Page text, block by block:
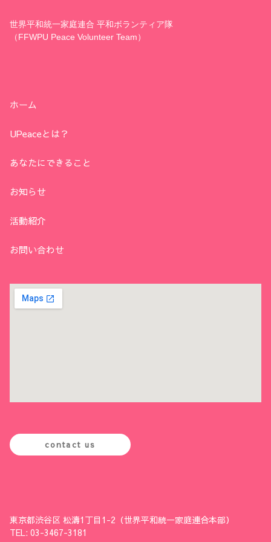
世界平和統一家庭連合 平和ボランティア隊
（FFWPU Peace Volunteer Team）
ホーム
UPeaceとは？
あなたにできること
お知らせ
活動紹介
お問い合わせ
contact us
東京都渋谷区 松濤1丁目1-2（世界平和統一家庭連合本部）
TEL: 03-3467-3181